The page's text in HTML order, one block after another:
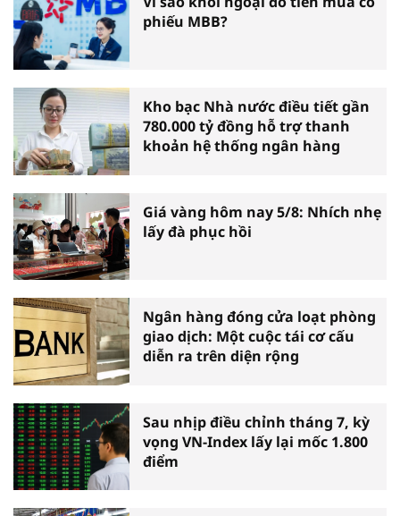
phiếu MBB?
Kho bạc Nhà nước điều tiết gần
780.000 tỷ đồng hỗ trợ thanh
khoản hệ thống ngân hàng
Giá vàng hôm nay 5/8: Nhích nhẹ
lấy đà phục hồi
Ngân hàng đóng cửa loạt phòng
giao dịch: Một cuộc tái cơ cấu
diễn ra trên diện rộng
Sau nhịp điều chỉnh tháng 7, kỳ
vọng VN-Index lấy lại mốc 1.800
điểm